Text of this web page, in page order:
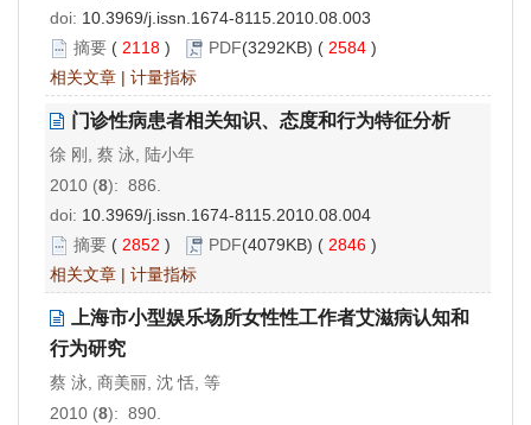
doi: 10.3969/j.issn.1674-8115.2010.08.003
摘要 ( 2118 ) PDF(3292KB) ( 2584 )
相关文章 | 计量指标
门诊性病患者相关知识、态度和行为特征分析
徐 刚, 蔡 泳, 陆小年
2010 (8): 886.
doi: 10.3969/j.issn.1674-8115.2010.08.004
摘要 ( 2852 ) PDF(4079KB) ( 2846 )
相关文章 | 计量指标
上海市小型娱乐场所女性性工作者艾滋病认知和
行为研究
蔡 泳, 商美丽, 沈 恬, 等
2010 (8): 890.